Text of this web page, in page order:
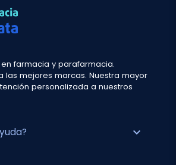
farmacia y parafarmacia.
las mejores marcas. Nuestra mayor
personalizada a nuestros
expand_more